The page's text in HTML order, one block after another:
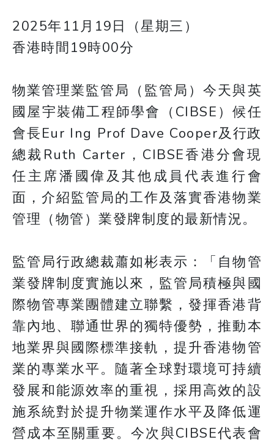
2025年11月19日（星期三）
香港時間19時00分
物業管理業監管局（監管局）今天與英
國屋宇裝備工程師學會（CIBSE）候任
會長Eur Ing Prof Dave Cooper及行政
總裁Ruth Carter，CIBSE香港分會現
任主席潘國偉及其他成員代表進行會
面，介紹監管局的工作及落實香港物業
管理（物管）業發牌制度的最新情況。
監管局行政總裁蕭如彬表示：「自物管
業發牌制度實施以來，監管局積極與國
際物管專業團體建立聯繫，發揮香港背
靠內地、聯通世界的獨特優勢，推動本
地業界與國際標準接軌，提升香港物管
業的專業水平。隨著全球對環境可持續
發展和能源效率的重視，採用高效的設
施系統對於提升物業運作水平及降低運
營成本至關重要。今次與CIBSE代表會